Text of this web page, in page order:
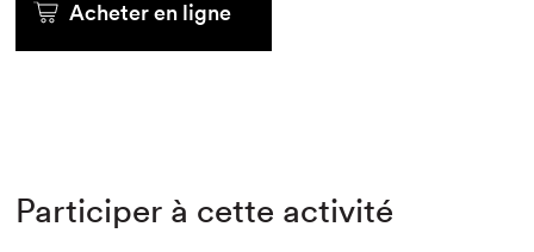
Acheter en ligne
Participer à cette activité